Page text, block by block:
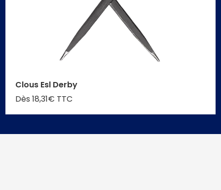
Clous Esl Derby
Dès 18,31€ TTC